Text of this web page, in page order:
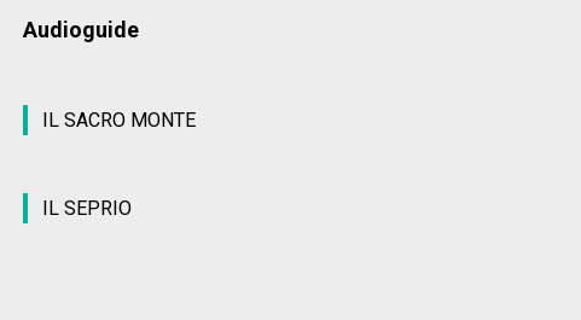
Audioguide
IL SACRO MONTE
IL SEPRIO